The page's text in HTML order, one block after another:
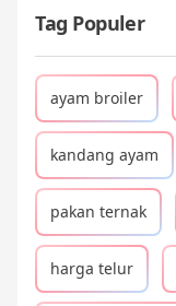
Tag Populer
ayam broiler
kandang ayam
pakan ternak
harga telur